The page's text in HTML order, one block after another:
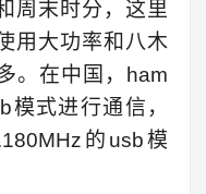
周末时分，这里
用大功率和八木
。在中国，ham
式进行通信，
的usb模